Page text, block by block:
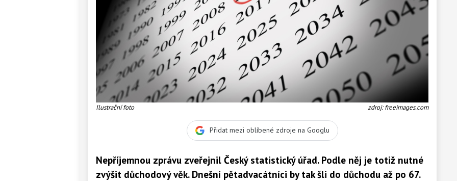
Ilustrační foto zdroj: freeimages.com
Přidat mezi oblíbené zdroje na Googlu
Nepříjemnou zprávu zveřejnil Český statistický úřad. Podle něj je totiž nutné
zvýšit důchodový věk. Dnešní pětadvacátníci by tak šli do důchodu až po 67.